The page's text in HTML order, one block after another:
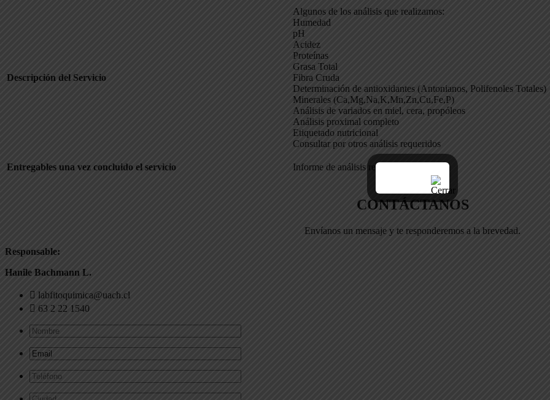
Descripción del Servicio
Algunos de los análisis que realizamos:
Humedad
pH
Acidez
Proteínas
Grasa Total
Fibra Cruda
Determinación de antioxidantes (Antonianos, Polifenoles Totales)
Minerales (Ca,Mg,Na,K,Mn,Zn,Cu,Fe,P)
Análisis de variados en miel, cera, propóleos
Análisis proximal completo
Etiquetado nutricional
Consultar por otros análisis requeridos
Entregables una vez concluido el servicio Informe de análisis realizados
CONTÁCTANOS
Envíanos un mensaje y te responderemos a la brevedad.
Responsable:
Hanile Bachmann L.
labfitoquimica@uach.cl
63 2 22 1540